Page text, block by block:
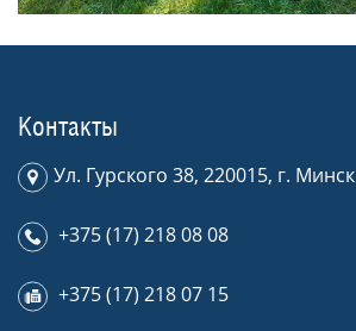
Контакты
Ул. Гурского 38, 220015, г. Минск
+375 (17) 218 08 08
+375 (17) 218 07 15